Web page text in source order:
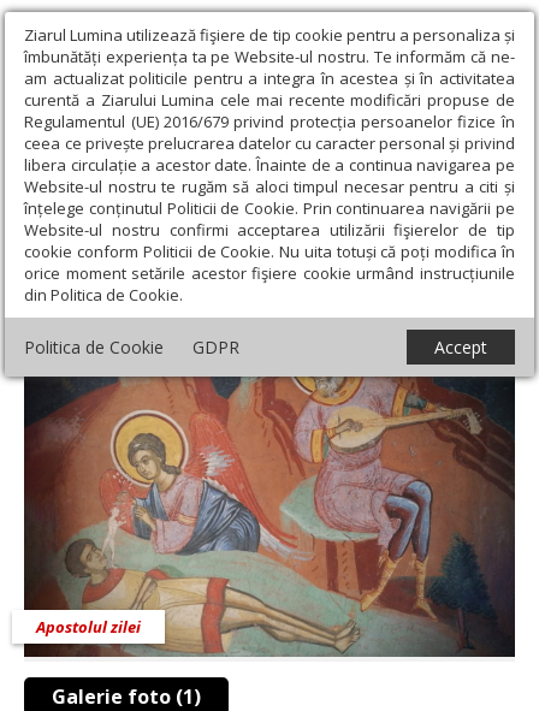
Ziarul Lumina utilizează fişiere de tip cookie pentru a personaliza și
îmbunătăți experiența ta pe Website-ul nostru. Te informăm că ne-
am actualizat politicile pentru a integra în acestea și în activitatea
curentă a Ziarului Lumina cele mai recente modificări propuse de
Regulamentul (UE) 2016/679 privind protecția persoanelor fizice în
ceea ce privește prelucrarea datelor cu caracter personal și privind
libera circulație a acestor date. Înainte de a continua navigarea pe
Website-ul nostru te rugăm să aloci timpul necesar pentru a citi și
înțelege conținutul Politicii de Cookie. Prin continuarea navigării pe
Website-ul nostru confirmi acceptarea utilizării fişierelor de tip
cookie conform Politicii de Cookie. Nu uita totuși că poți modifica în
orice moment setările acestor fişiere cookie urmând instrucțiunile
din Politica de Cookie.
Politica de Cookie GDPR Accept
Ziarul Lumina › Teologie și spiritualitate › Apostolul zilei › Iacov
2, 14-26
Iacov 2, 14-26
Galerie foto (1)
Apostolul zilei